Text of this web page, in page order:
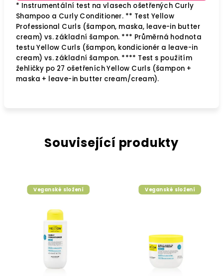
* Instrumentální test na vlasech ošetřených Curly
Shampoo a Curly Conditioner. ** Test Yellow
Professional Curls (šampon, maska, leave-in butter
cream) vs. základní šampon. *** Průměrná hodnota
testu Yellow Curls (šampon, kondicionér a leave-in
cream) vs. základní šampon. **** Test s použitím
žehličky po 27 ošetřeních Yellow Curls (šampon +
maska + leave-in butter cream/cream).
Související produkty
Veganské složení Veganské složení